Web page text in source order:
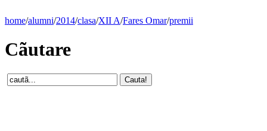
home/alumni/2014/clasa/XII A/Fares Omar/premii
Cãutare